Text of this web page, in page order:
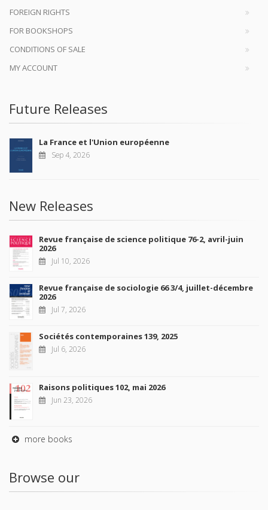
FOREIGN RIGHTS
FOR BOOKSHOPS
CONDITIONS OF SALE
MY ACCOUNT
Future Releases
La France et l'Union européenne
Sep 4, 2026
New Releases
Revue française de science politique 76-2, avril-juin
2026
Jul 10, 2026
Revue française de sociologie 66 3/4, juillet-décembre
2026
Jul 7, 2026
Sociétés contemporaines 139, 2025
Jul 6, 2026
Raisons politiques 102, mai 2026
Jun 23, 2026
more books
Browse our